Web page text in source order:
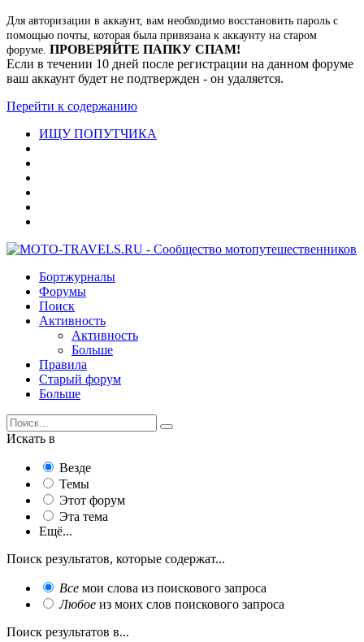
Для авторизации в аккаунт, вам необходимо восстановить пароль с
помощью почты, которая была привязана к аккаунту на старом
форуме. ПРОВЕРЯЙТЕ ПАПКУ СПАМ!
Если в течении 10 дней после регистрации на данном форуме
ваш аккаунт будет не подтвержден - он удаляется.
Перейти к содержанию
ИЩУ ПОПУТЧИКА
Бортжурналы
Форумы
Поиск
Активность
Активность
Больше
Правила
Старый форум
Больше
Искать в
Везде
Темы
Этот форум
Эта тема
Ещё...
Поиск результатов, которые содержат...
Все мои слова из поискового запроса
Любое из моих слов поискового запроса
Поиск результатов в...